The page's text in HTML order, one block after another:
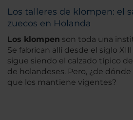
Los talleres de klompen: el
zuecos en Holanda
Los klompen son toda una
Se fabrican allí desde el siglo
sigue siendo el calzado típico
de holandeses. Pero, ¿de
que los mantiene vigentes?